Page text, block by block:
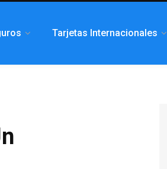
Tarjetas Internacionales